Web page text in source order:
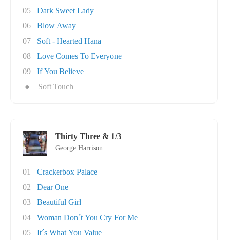
05
Dark Sweet Lady
06
Blow Away
07
Soft - Hearted Hana
08
Love Comes To Everyone
09
If You Believe
●
Soft Touch
Thirty Three & 1/3
George Harrison
01
Crackerbox Palace
02
Dear One
03
Beautiful Girl
04
Woman Don´t You Cry For Me
05
It´s What You Value